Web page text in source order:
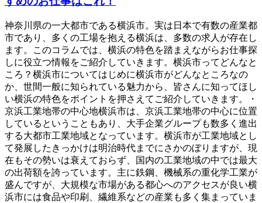
神奈川県の一大都市である横浜市。実は日本で有数の産業都
市であり、多くの工場を抱える横浜は、多数の求人が存在し
ます。このコラムでは、横浜の特色を踏まえながらお仕事探
しに役立つ情報をご紹介していきます。横浜市ってどんなと
ころ？横浜市についてはじめに横浜市がどんなところなの
か、世間一般に知られている魅力から、皆さんに知ってほし
い横浜の特色をポイントを押さえてご紹介していきます。・
京浜工業地帯の中心地横浜市は、京浜工業地帯の中心に位置
しているということもあり、大手企業グループも数多く進出
する大都市工業地域となっています。横浜市が工業地域とし
て発展したきっかけは明治時代までにさかのぼりますが、現
在もその勢いは衰えておらず、国内の工業地域の中では最大
の出荷額を誇っています。主に鉄鋼、機械系の重化学工業が
盛んですが、大規模な市場がある都心へのアクセスが良い横
浜市には食品や印刷、繊維系などの産業も多く集まっていま